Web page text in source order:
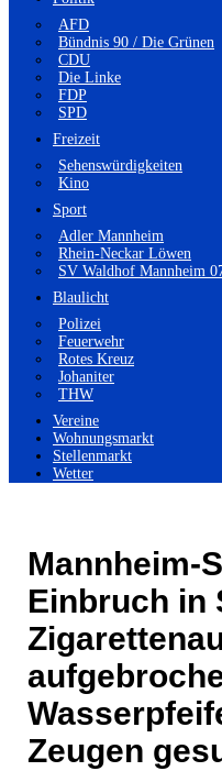
AFD
Bündnis 90 / Die Grünen
CDU
Die Linke
FDP
SPD
Freizeit
Sehenswürdigkeiten
Kino
Sport
Adler Mannheim
Rhein-Neckar Löwen
SV Waldhof Mannheim
Blaulicht
Polizei
Feuerwehr
Rotes Kreuz
Johaniter
THW
Vereine
Wohnungsmarkt
Stellenmarkt
Wetter
Mannheim-
Einbruch in
Zeugen